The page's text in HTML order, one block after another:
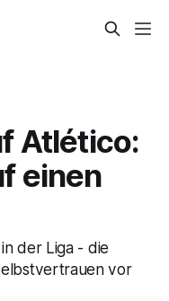
Atlético:
einen
der Liga - die
vor